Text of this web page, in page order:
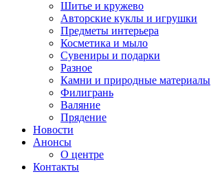
Шитье и кружево
Авторские куклы и игрушки
Предметы интерьера
Косметика и мыло
Сувениры и подарки
Разное
Камни и природные материалы
Филигрань
Валяние
Прядение
Новости
Анонсы
О центре
Контакты